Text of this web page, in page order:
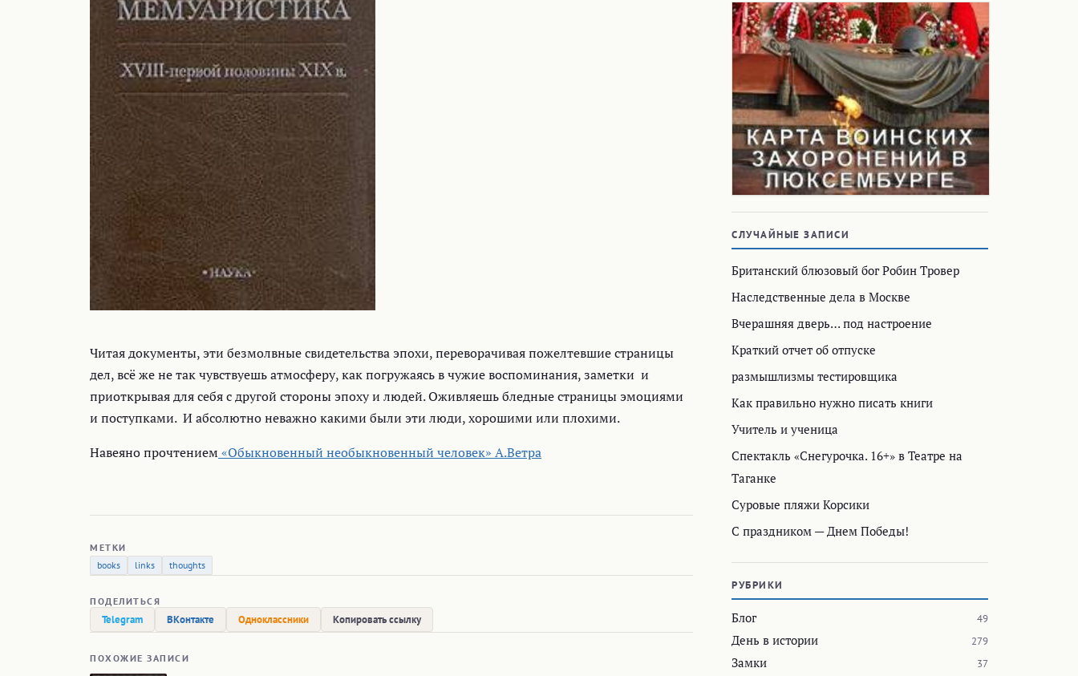
Читая документы, эти безмолвные свидетельства эпохи, переворачивая пожелтевшие страницы
дел, всё же не так чувствуешь атмосферу, как погружаясь в чужие воспоминания, заметки и
приоткрывая для себя с другой стороны эпоху и людей. Оживляешь бледные страницы эмоциями
и поступками. И абсолютно неважно какими были эти люди, хорошими или плохими.
Навеяно прочтением«Обыкновенный необыкновенный человек» А.Ветра
МЕТКИ
books
links thoughts
ПОДЕЛИТЬСЯ
Telegram ВКонтакте Одноклассники Копировать ссылку
ПОХОЖИЕ ЗАПИСИ
СЛУЧАЙНЫЕ ЗАПИСИ
Британский блюзовый бог Робин Тровер
Наследственные дела в Москве
Вчерашняя дверь… под настроение
Краткий отчет об отпуске
размышлизмы тестировщика
Как правильно нужно писать книги
Учитель и ученица
Спектакль «Снегурочка. 16+» в Театре на
Таганке
Суровые пляжи Корсики
С праздником — Днем Победы!
РУБРИКИ
Блог 49
День в истории 279
Замки 37